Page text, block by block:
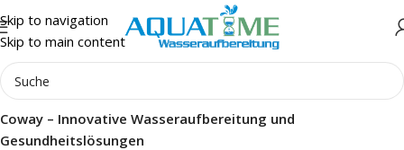
Skip to navigation
Skip to main content
Coway – Innovative Wasseraufbereitung und
Gesundheitslösungen